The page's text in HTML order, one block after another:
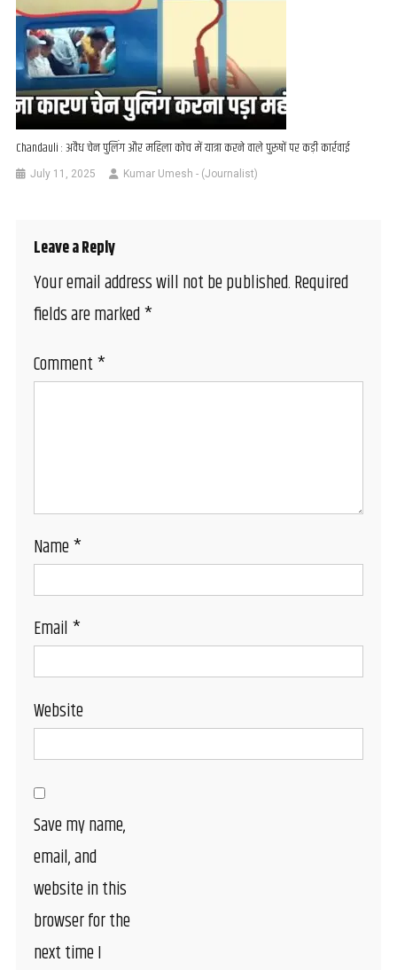
Chandauli : अवैध चेन पुलिंग और महिला कोच में यात्रा करने वाले पुरुषों पर कड़ी कार्रवाई
July 11, 2025 Kumar Umesh - (Journalist)
Leave a Reply
Your email address will not be published.Required
fields are marked*
Comment*
Name*
Email*
Website
Save my name,
email, and
website in this
browser for the
next time I